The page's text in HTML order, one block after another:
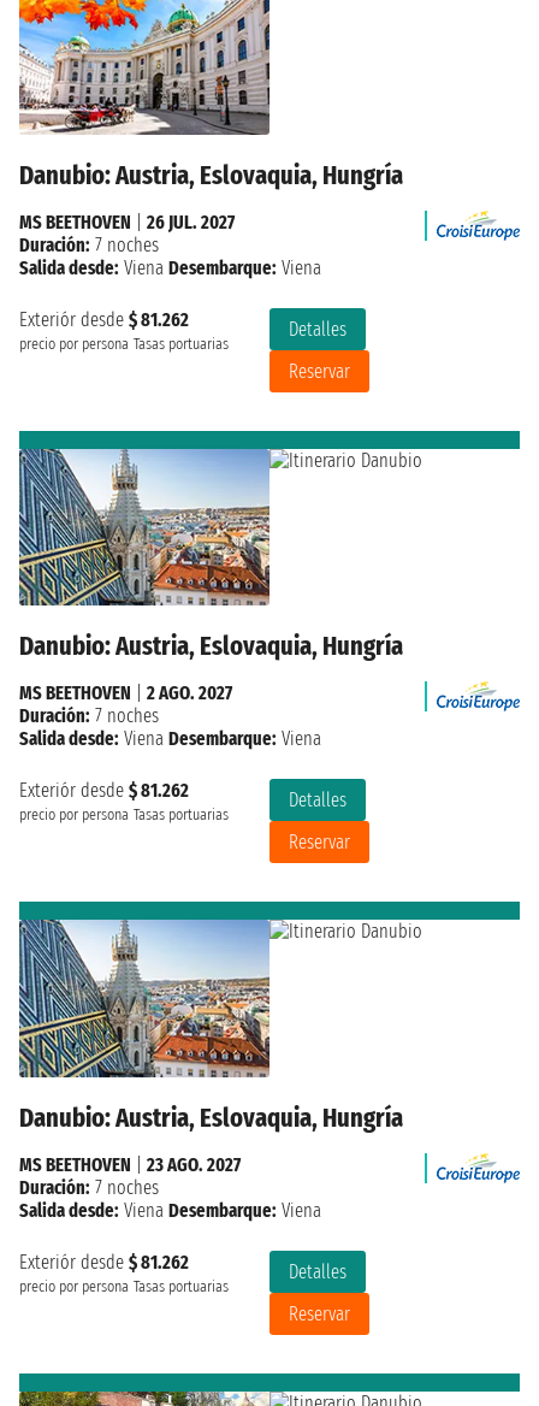
Danubio: Austria, Eslovaquia, Hungría
Exteriór desde $ 81.262
precio por persona Tasas portuarias
Detalles
Reservar
MS BEETHOVEN
26 JUL. 2027
Duración: 7 noches
Salida desde: Viena Desembarque: Viena
Danubio: Austria, Eslovaquia, Hungría
Exteriór desde $ 81.262
precio por persona Tasas portuarias
Detalles
Reservar
MS BEETHOVEN
2 AGO. 2027
Duración: 7 noches
Salida desde: Viena Desembarque: Viena
Danubio: Austria, Eslovaquia, Hungría
Exteriór desde $ 81.262
precio por persona Tasas portuarias
Detalles
Reservar
MS BEETHOVEN
23 AGO. 2027
Duración: 7 noches
Salida desde: Viena Desembarque: Viena